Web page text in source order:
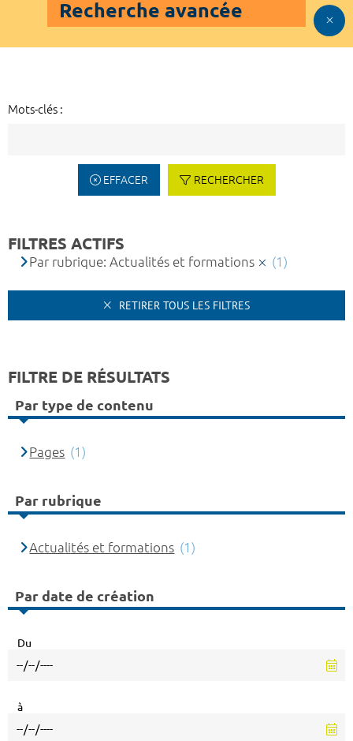
Recherche avancée
Mots-clés :
EFFACER RECHERCHER
FILTRES ACTIFS
Par rubrique: Actualités et formations (1)
RETIRER TOUS LES FILTRES
FILTRE DE RÉSULTATS
Par type de contenu
Pages (1)
Par rubrique
Actualités et formations (1)
Par date de création
Du
à